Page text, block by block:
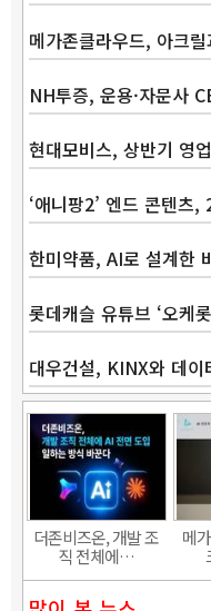
메가존클라우드, 아크
NH투증, 운용·자문사
현대모비스, 상반기 영
‘애니팡2’ 엔드 콘텐츠
한미약품, AI로 설계한
롯데캐슬 유튜브 ‘오케
대우건설, KINX와 데
더존비즈온, 개발 조
직 전체에…
메